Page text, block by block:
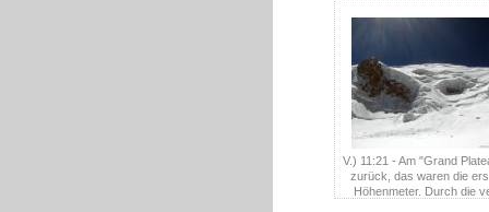
V.) 11:21 - Am "Grand
zurück, das waren die
Höhenmeter. Durch die